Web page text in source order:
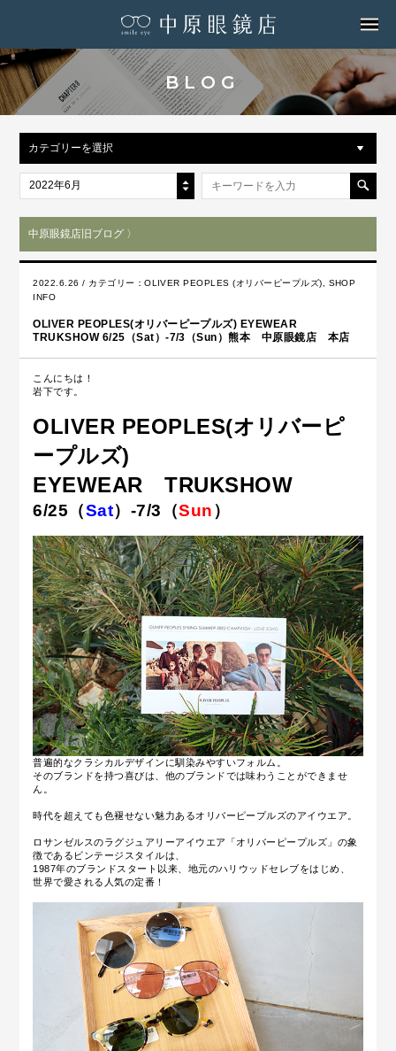
BLOG
カテゴリーを選択
2022年6月
中原眼鏡店旧ブログ 〉
2022.6.26 / カテゴリー：OLIVER PEOPLES (オリバーピープルズ)
SHOP
INFO
OLIVER PEOPLES(オリバーピープルズ) EYEWEAR
TRUKSHOW 6/25（Sat）-7/3（Sun）熊本 中原眼鏡店 本店
こんにちは！
岩下です。
OLIVER PEOPLES(オリバーピ
ープルズ)
EYEWEAR TRUKSHOW
6/25（Sat）-7/3（Sun ）
普遍的なクラシカルデザインに馴染みやすいフォルム。
そのブランドを持つ喜びは、他のブランドでは味わうことができませ
ん。
時代を超えても色褪せない魅力あるオリバーピープルズのアイウエア。
ロサンゼルスのラグジュアリーアイウエア「オリバーピープルズ」の象
徴であるビンテージスタイルは、
1987年のブランドスタート以来、地元のハリウッドセレブをはじめ、
世界で愛される人気の定番！